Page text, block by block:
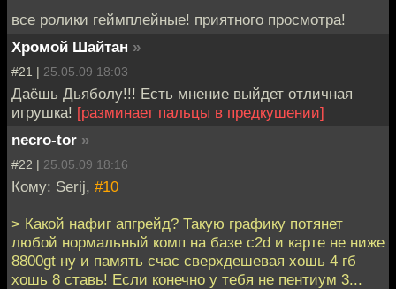
все ролики геймплейные! приятного просмотра!
Хромой Шайтан »
#21 | 25.05.09 18:03
Даёшь Дьяболу!!! Есть мнение выйдет отличная
игрушка! [разминает пальцы в предкушении]
necro-tor »
#22 | 25.05.09 18:16
Кому: Serij, #10
> Какой нафиг апгрейд? Такую графику потянет
любой нормальный комп на базе c2d и карте не ниже
8800gt ну и память счас сверхдешевая хошь 4 гб
хошь 8 ставь! Если конечно у тебя не пентиум 3...